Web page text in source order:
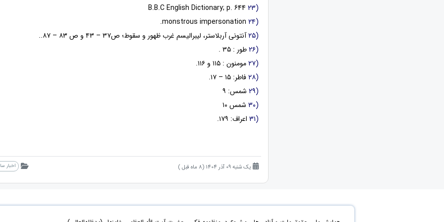
(۲۳
(۲۴
(۲۵
آنتونی آربلاستر، لیبرالیسم غرب ظهور و سقوط؛ ص۳۷ – ۴۳ و ص ۸۳ – ۸۷..
(۲۶
طور : ۳۵ .
(۲۷
مومنون : ۱۱۵ و ۱۱۶.
(۲۸
فاطر: ۱۵ – ۱۷.
(۲۹
شمس: ۹
(۳۰
شمس ۱۰
(۳۱
اعراف: ۱۷۹.
یک شنبه 09 آذر 1404 (8 ماه قبل ) اخبار